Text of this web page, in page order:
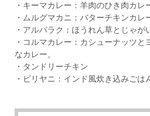
・キーマカレー：羊肉のひき肉カレ
・ムルグマカニ：バターチキンカレ
・アルパラク：ほうれん草とじゃが
・コルマカレー：カシューナッツと
なカレー。
・タンドリーチキン
・ビリヤニ：インド風炊き込みごは